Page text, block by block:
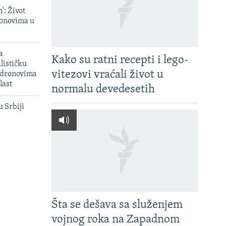
Život
u
Srbiji
Kako su ratni recepti i lego-
vitezovi vraćali život u
normalu devedesetih
Šta se dešava sa služenjem
vojnog roka na Zapadnom